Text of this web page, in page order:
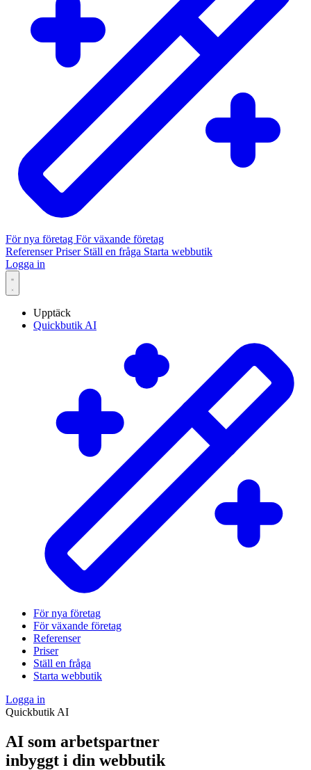
För nya företag För växande företag
ReferenserPriser Ställ en fråga Starta webbutik
Logga in
Upptäck
Quickbutik AI
För nya företag
För växande företag
Referenser
Priser
Ställ en fråga
Starta webbutik
Logga in
Quickbutik AI
AI som arbetspartner
inbyggt i din webbutik